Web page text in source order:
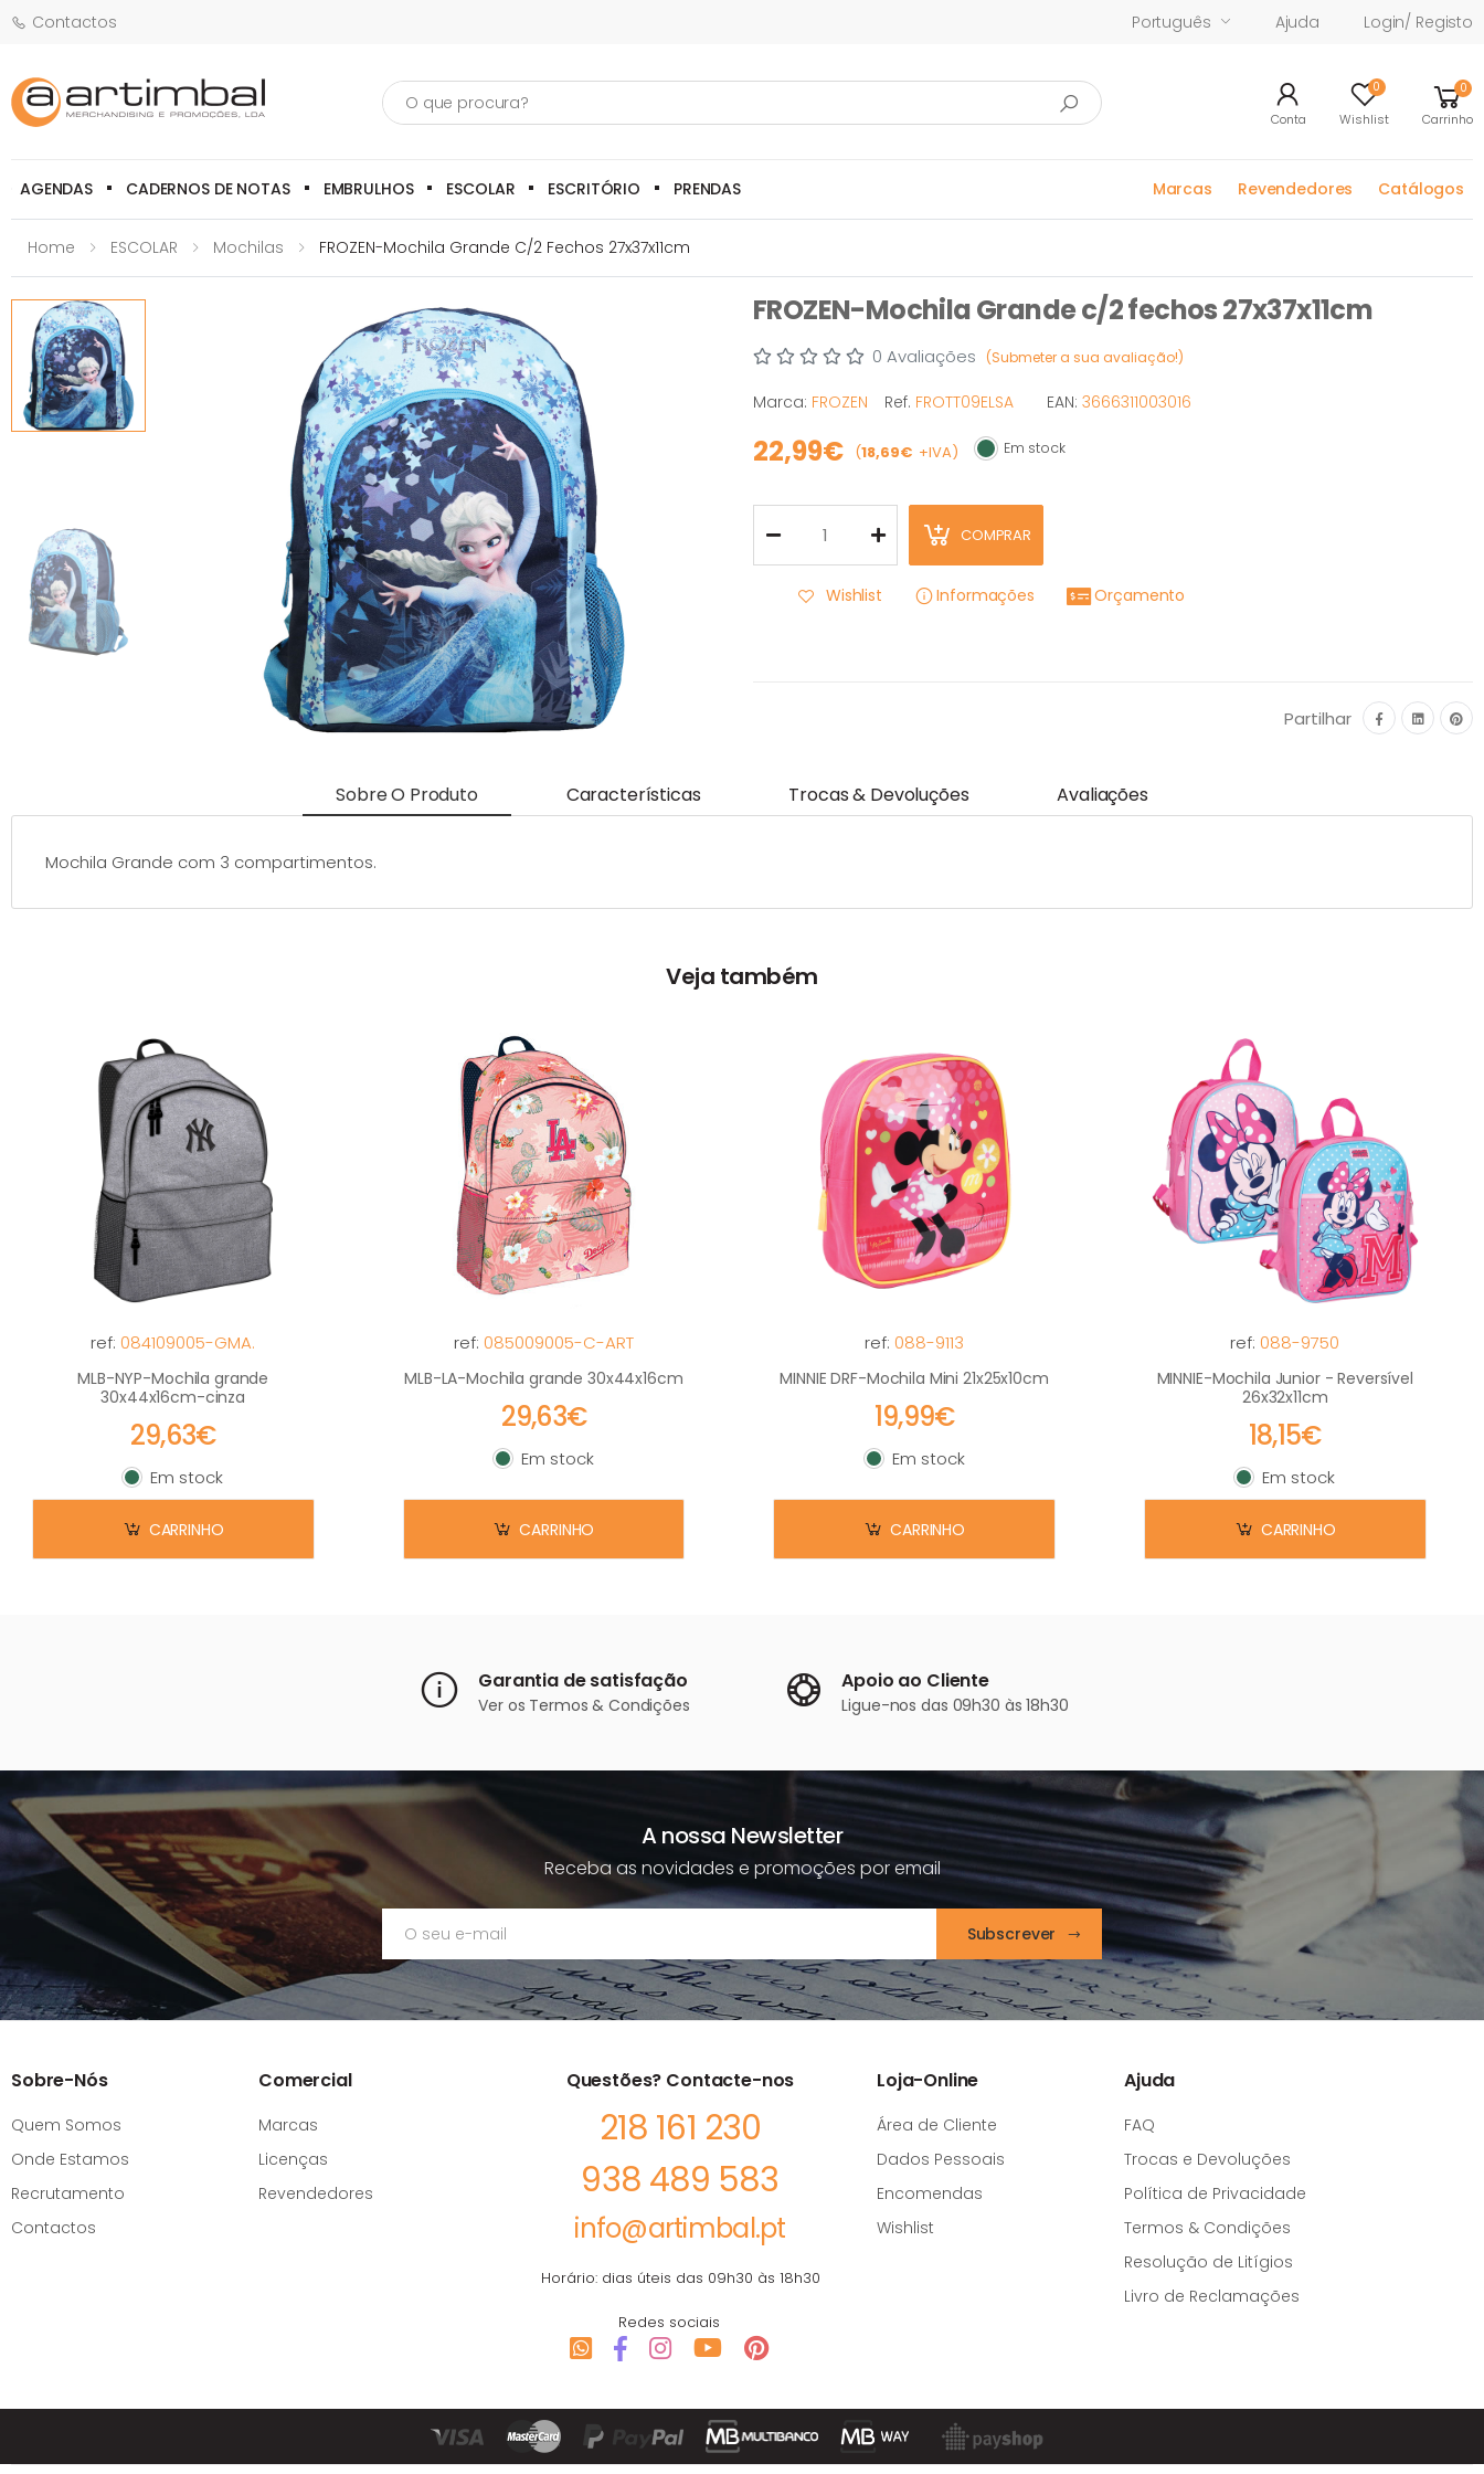
Contactos Português Ajuda Login/ Registo
Pesquisa
Conta
0
Wishlist
0
Carrinho
AGENDAS CADERNOS DE NOTAS EMBRULHOS ESCOLAR ESCRITÓRIO PRENDAS Marcas Revendedores Catálogos
Home ESCOLAR Mochilas FROZEN-Mochila Grande C/2 Fechos 27x37x11cm
FROZEN-Mochila Grande c/2 fechos 27x37x11cm
0 Avaliações (Submeter a sua avaliação!)
Marca: FROZEN Ref. FROTT09ELSA EAN: 3666311003016
22,99€ (18,69€ +IVA) Em stock
Em stock
COMPRAR
Wishlist Informações Orçamento
Partilhar
Sobre O Produto Características Trocas & Devoluções Avaliações
Mochila Grande com 3 compartimentos.
Veja também
ref: 084109005-GMA.
MLB-NYP-Mochila grande
30x44x16cm-cinza
29,63€
Em stock
Em stock
CARRINHO
ref: 085009005-C-ART
MLB-LA-Mochila grande 30x44x16cm
29,63€
Em stock
Em stock
CARRINHO
ref: 088-9113
MINNIE DRF-Mochila Mini 21x25x10cm
19,99€
Em stock
Em stock
CARRINHO
ref: 088-9750
MINNIE-Mochila Junior - Reversível
26x32x11cm
18,15€
Em stock
Em stock
CARRINHO
Garantia de satisfação
Ver os Termos & Condições
Apoio ao Cliente
Ligue-nos das 09h30 às 18h30
A nossa Newsletter
Receba as novidades e promoções por email
Subscrever
Sobre-Nós
Quem Somos
Onde Estamos
Recrutamento
Contactos
Comercial
Marcas
Licenças
Revendedores
Questões? Contacte-nos
218 161 230
938 489 583
info@artimbal.pt
Horário: dias úteis das 09h30 às 18h30
Redes sociais
Loja-Online
Área de Cliente
Dados Pessoais
Encomendas
Wishlist
Ajuda
FAQ
Trocas e Devoluções
Política de Privacidade
Termos & Condições
Resolução de Litígios
Livro de Reclamações